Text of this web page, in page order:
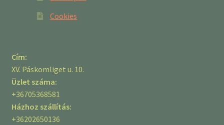
Cookies
Cím:
XV. Páskomliget u. 10.
Üzlet száma:
+36705368581
Házhoz szállítás:
+36202650136